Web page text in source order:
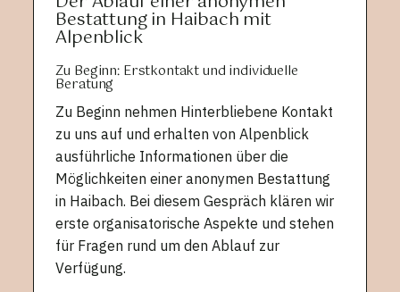
Bestattung in Haibach mit
Alpenblick
Zu Beginn: Erstkontakt und individuelle
Beratung
Zu Beginn nehmen Hinterbliebene Kontakt
zu uns auf und erhalten von Alpenblick
ausführliche Informationen über die
Möglichkeiten einer anonymen Bestattung
in Haibach. Bei diesem Gespräch klären wir
erste organisatorische Aspekte und stehen
für Fragen rund um den Ablauf zur
Verfügung.